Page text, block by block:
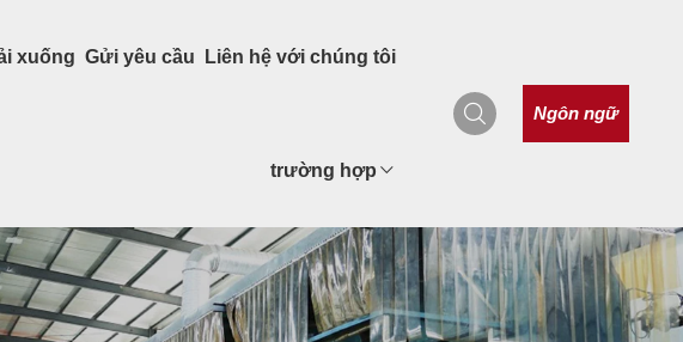
xuống Gửi yêu cầu Liên hệ với chúng tôi
trường hợp
Ngôn ngữ